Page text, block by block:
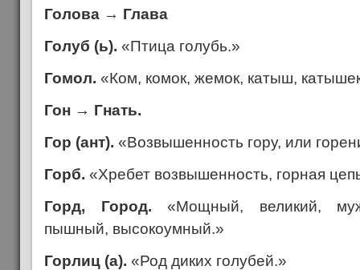
Голова → Глава
Голуб (ь). «Птица голубь.»
Гомол. «Ком, комок, жемок, катыш,
Гон → Гнать.
Гор (ант). «Возвышенность гору, или
Горб. «Хребет возвышенность, горная
Горд, Город. «Мощный, великий,
пышный, высокоумный.»
Горлиц (а). «Род диких голубей.»